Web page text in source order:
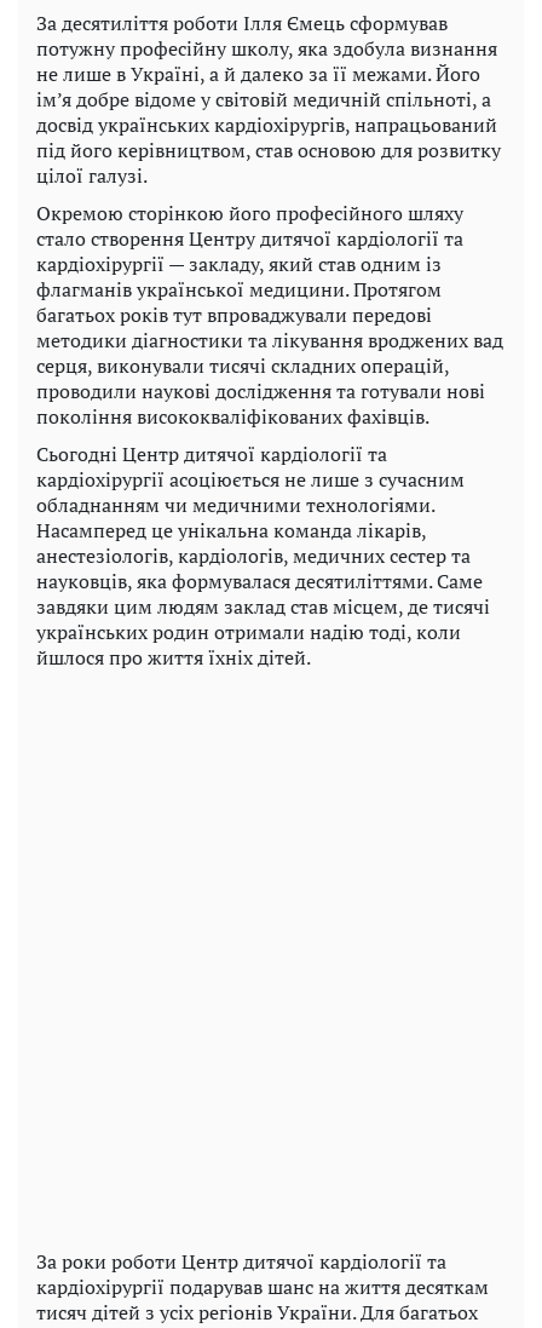
За десятиліття роботи Ілля Ємець сформував
потужну професійну школу, яка здобула визнання
не лише в Україні, а й далеко за її межами. Його
ім’я добре відоме у світовій медичній спільноті, а
досвід українських кардіохірургів, напрацьований
під його керівництвом, став основою для розвитку
цілої галузі.
Окремою сторінкою його професійного шляху
стало створення Центру дитячої кардіології та
кардіохірургії — закладу, який став одним із
флагманів української медицини. Протягом
багатьох років тут впроваджували передові
методики діагностики та лікування вроджених вад
серця, виконували тисячі складних операцій,
проводили наукові дослідження та готували нові
покоління висококваліфікованих фахівців.
Сьогодні Центр дитячої кардіології та
кардіохірургії асоціюється не лише з сучасним
обладнанням чи медичними технологіями.
Насамперед це унікальна команда лікарів,
анестезіологів, кардіологів, медичних сестер та
науковців, яка формувалася десятиліттями. Саме
завдяки цим людям заклад став місцем, де тисячі
українських родин отримали надію тоді, коли
йшлося про життя їхніх дітей.
За роки роботи Центр дитячої кардіології та
кардіохірургії подарував шанс на життя десяткам
тисяч дітей з усіх регіонів України. Для багатьох